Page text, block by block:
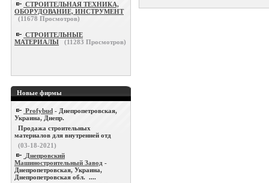
СТРОИТЕЛЬНАЯ ТЕХНИКА,
ОБОРУДОВАНИЕ, ИНСТРУМЕНТ
(11678 Просмотров)
СТРОИТЕЛЬНЫЕ
МАТЕРИАЛЫ
(11283 Просмотров)
Новые фирмы
Profybud - Днепропетровская,
Украина, Днепр.
Продажа строительных
материалов для внутренней отд
(03-18-2021)
Днепровский
Машиностроительный Завод -
Днепропетровская, Украина,
Днепропетровская обл. ....